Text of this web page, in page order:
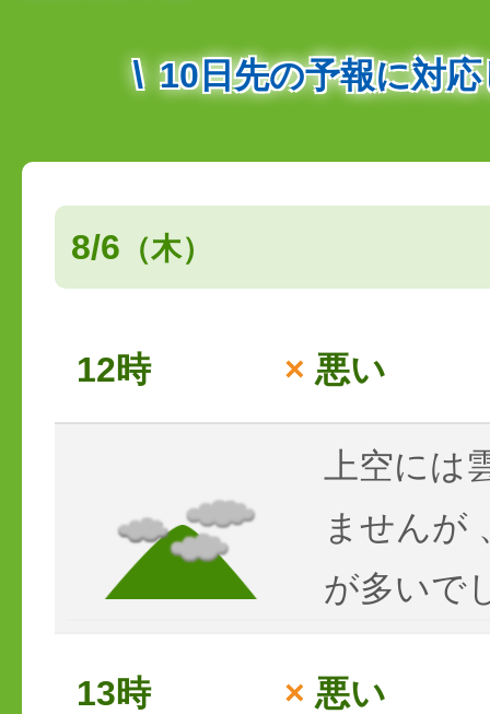
10日先の予報に対
8/6 （木）
12時 × 悪い
上空には
ませんが
が多いで
13時 × 悪い